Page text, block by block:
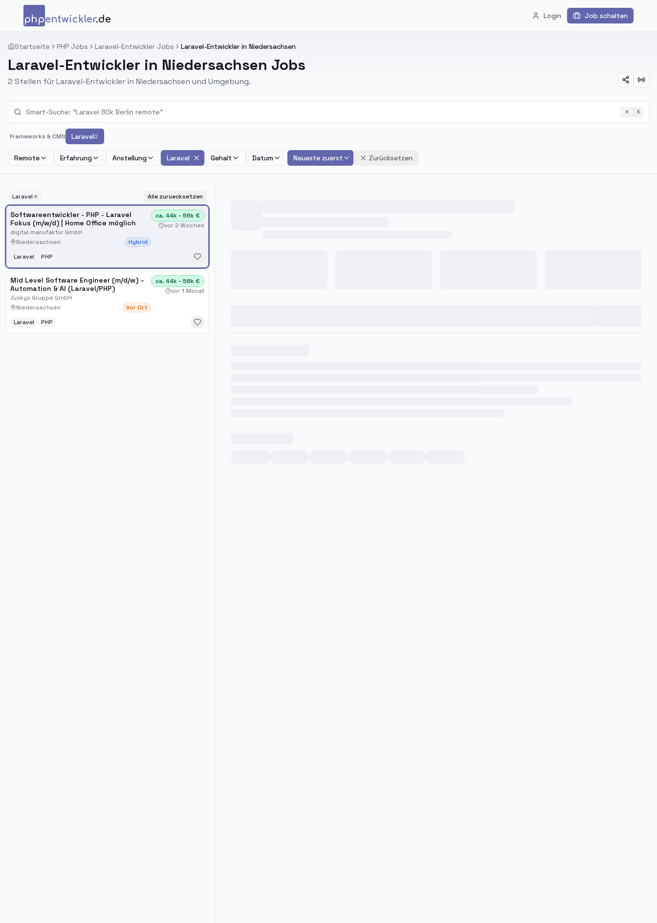
Zum Inhalt springen
phpentwickler.de Login Job schalten
Startseite PHP Jobs Laravel-Entwickler Jobs Laravel-Entwickler in Niedersachsen
Laravel-Entwickler in Niedersachsen Jobs
2 Stellen für Laravel-Entwickler in Niedersachsen und Umgebung.
⌘ K
Frameworks & CMS Laravel2
Remote Erfahrung Anstellung Laravel Gehalt Datum Neueste zuerst Zurücksetzen
Laravel Alle zuruecksetzen
Softwareentwickler - PHP - Laravel
Fokus (m/w/d) | Home Office möglich
digital.manufaktur GmbH
Niedersachsen
Hybrid
ca. 44k - 56k €
vor 2 Wochen
Laravel PHP
Mid Level Software Engineer (m/d/w) –
Automation & AI (Laravel/PHP)
Juskys Gruppe GmbH
Niedersachsen
Vor Ort
ca. 44k - 56k €
vor 1 Monat
Laravel PHP